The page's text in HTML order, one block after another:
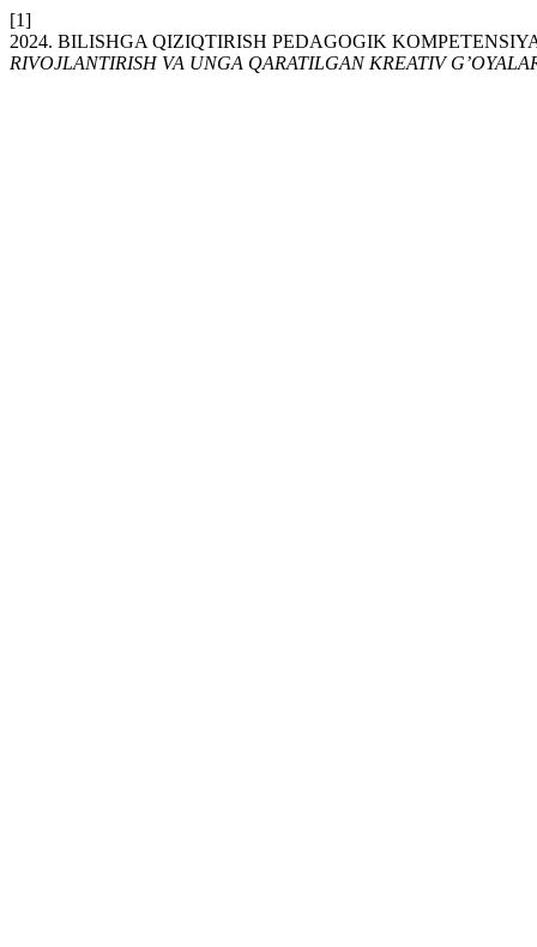
[1]
2024. BILISHGA QIZIQTIRISH PEDAGOGIK
RIVOJLANTIRISH VA UNGA QARATILGAN KREATIV